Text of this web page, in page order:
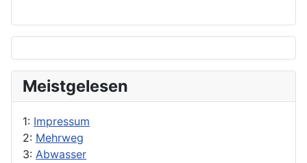
Meistgelesen
1: Impressum
2: Mehrweg
3: Abwasser